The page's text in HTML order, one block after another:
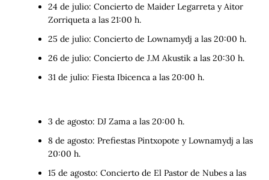
24 de julio: Concierto de Maider Legarreta y Aitor
Zorriqueta a las 21:00 h.
25 de julio: Concierto de Lownamydj a las 20:00 h.
26 de julio: Concierto de J.M Akustik a las 20:30 h.
31 de julio: Fiesta Ibicenca a las 20:00 h.
3 de agosto: DJ Zama a las 20:00 h.
8 de agosto: Prefiestas Pintxopote y Lownamydj a las
20:00 h.
15 de agosto: Concierto de El Pastor de Nubes a las